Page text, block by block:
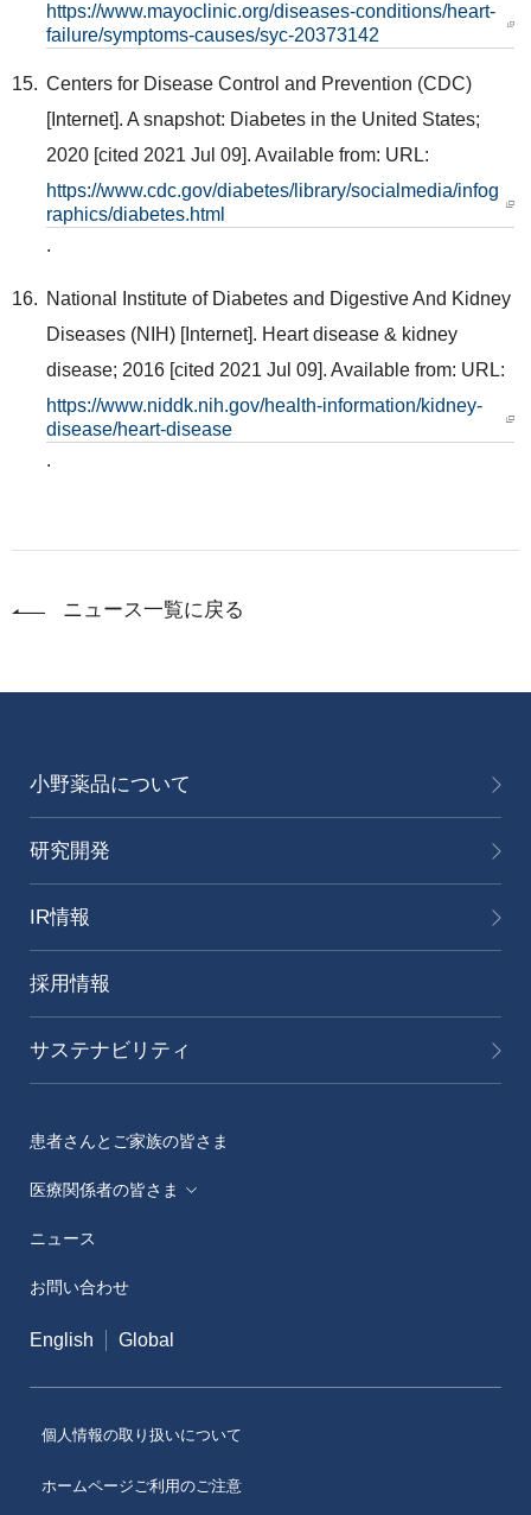
https://www.mayoclinic.org/diseases-conditions/heart-
failure/symptoms-causes/syc-20373142
Centers for Disease Control and Prevention (CDC)
[Internet]. A snapshot: Diabetes in the United States;
2020 [cited 2021 Jul 09]. Available from: URL:
https://www.cdc.gov/diabetes/library/socialmedia/infog
raphics/diabetes.html
.
National Institute of Diabetes and Digestive And Kidney
Diseases (NIH) [Internet]. Heart disease & kidney
disease; 2016 [cited 2021 Jul 09]. Available from: URL:
https://www.niddk.nih.gov/health-information/kidney-
disease/heart-disease
.
ニュース一覧に戻る
小野薬品について
研究開発
IR情報
採用情報
サステナビリティ
患者さんとご家族の皆さま
医療関係者の皆さま
MA）
医療従事者向けサイト（ONOメディカルナビ）
医薬・薬学研究支援
ニュース
お問い合わせ
English Global
個人情報の取り扱いについて
ホームページご利用のご注意